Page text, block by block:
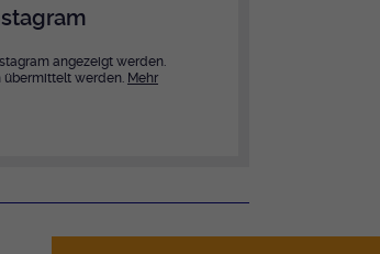
angezeigt werden.
übermittelt werden. Mehr